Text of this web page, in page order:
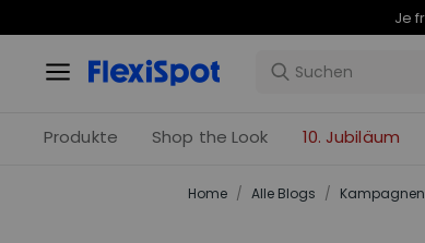
Produkte Shop the Look 10. Jubiläum
Home / Alle Blogs / Kampagnen